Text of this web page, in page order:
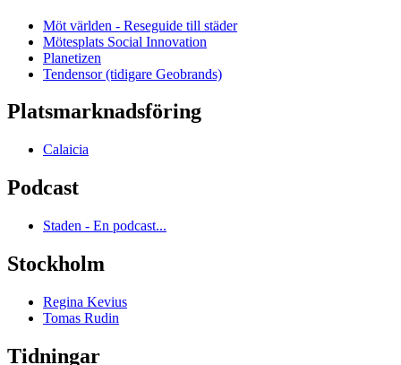
Möt världen - Reseguide till städer
Mötesplats Social Innovation
Planetizen
Tendensor (tidigare Geobrands)
Platsmarknadsföring
Calaicia
Podcast
Staden - En podcast...
Stockholm
Regina Kevius
Tomas Rudin
Tidningar